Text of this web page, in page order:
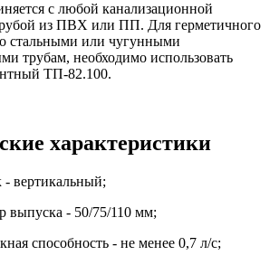
с любой канализационной
из ПВХ или ПП. Для герметичного
стальными или чугунными
трубам, необходимо использовать
ТП-82.100.
характеристики
вертикальный;
выпуска - 50/75/110 мм;
способность - не менее 0,7 л/с;